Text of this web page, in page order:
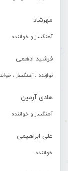
مهرشاد
آهنگساز و خواننده
فرشید ادهمی
نوازنده ، آهنگساز ،
هادی آرمین
آهنگساز و خواننده
علی ابراهیمی
خواننده